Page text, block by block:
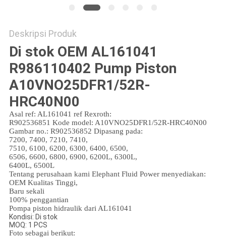
Deskripsi Produk
Di stok OEM AL161041
R986110402 Pump Piston
A10VNO25DFR1/52R-
HRC40N00
Asal ref: AL161041 ref Rexroth:
R902536851 Kode model: A10VNO25DFR1/52R-HRC40N00
Gambar no.: R902536852 Dipasang pada:
7200, 7400, 7210, 7410,
7510, 6100, 6200, 6300, 6400, 6500,
6506, 6600, 6800, 6900, 6200L, 6300L,
6400L, 6500L
Tentang perusahaan kami Elephant Fluid Power menyediakan:
OEM Kualitas Tinggi,
Baru sekali
100% penggantian
Pompa piston hidraulik dari AL161041
Kondisi: Di stok
MOQ: 1 PCS
Foto sebagai berikut: